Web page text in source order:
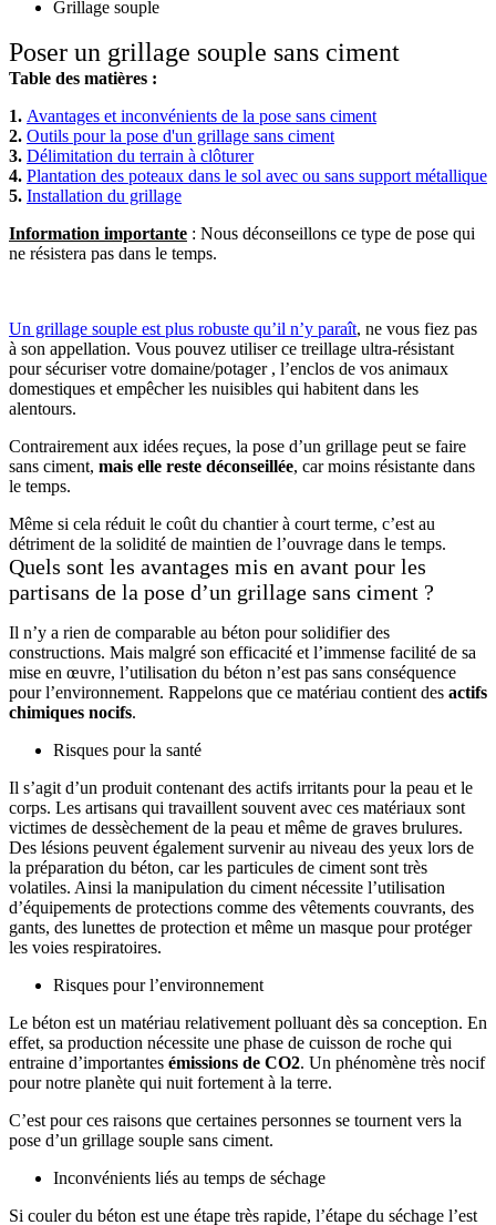
Grillage souple
Poser un grillage souple sans ciment
Table des matières :
1. Avantages et inconvénients de la pose sans ciment
2. Outils pour la pose d'un grillage sans ciment
3. Délimitation du terrain à clôturer
4. Plantation des poteaux dans le sol avec ou sans support métallique
5. Installation du grillage
Information importante : Nous déconseillons ce type de pose qui
ne résistera pas dans le temps.
Un grillage souple est plus robuste qu’il n’y paraît, ne vous fiez pas
à son appellation. Vous pouvez utiliser ce treillage ultra-résistant
pour sécuriser votre domaine/potager , l’enclos de vos animaux
domestiques et empêcher les nuisibles qui habitent dans les
alentours.
Contrairement aux idées reçues, la pose d’un grillage peut se faire
sans ciment, mais elle reste déconseillée, car moins résistante dans
le temps.
Même si cela réduit le coût du chantier à court terme, c’est au
détriment de la solidité de maintien de l’ouvrage dans le temps.
Quels sont les avantages mis en avant pour les
partisans de la pose d’un grillage sans ciment ?
Il n’y a rien de comparable au béton pour solidifier des
constructions. Mais malgré son efficacité et l’immense facilité de sa
mise en œuvre, l’utilisation du béton n’est pas sans conséquence
pour l’environnement. Rappelons que ce matériau contient des actifs
chimiques nocifs.
Risques pour la santé
Il s’agit d’un produit contenant des actifs irritants pour la peau et le
corps. Les artisans qui travaillent souvent avec ces matériaux sont
victimes de dessèchement de la peau et même de graves brulures.
Des lésions peuvent également survenir au niveau des yeux lors de
la préparation du béton, car les particules de ciment sont très
volatiles. Ainsi la manipulation du ciment nécessite l’utilisation
d’équipements de protections comme des vêtements couvrants, des
gants, des lunettes de protection et même un masque pour protéger
les voies respiratoires.
Risques pour l’environnement
Le béton est un matériau relativement polluant dès sa conception. En
effet, sa production nécessite une phase de cuisson de roche qui
entraine d’importantes émissions de CO2. Un phénomène très nocif
pour notre planète qui nuit fortement à la terre.
C’est pour ces raisons que certaines personnes se tournent vers la
pose d’un grillage souple sans ciment.
Inconvénients liés au temps de séchage
Si couler du béton est une étape très rapide, l’étape du séchage l’est